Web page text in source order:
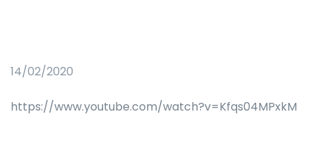
14/02/2020
https://www.youtube.com/watch?v=Kfqs04MPxkM